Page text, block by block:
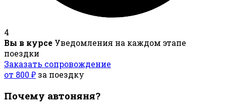
4
Вы в курсе Уведомления на каждом этапе
поездки
Заказать сопровождение
от 800 ₽ за поездку
Почему автоняня?